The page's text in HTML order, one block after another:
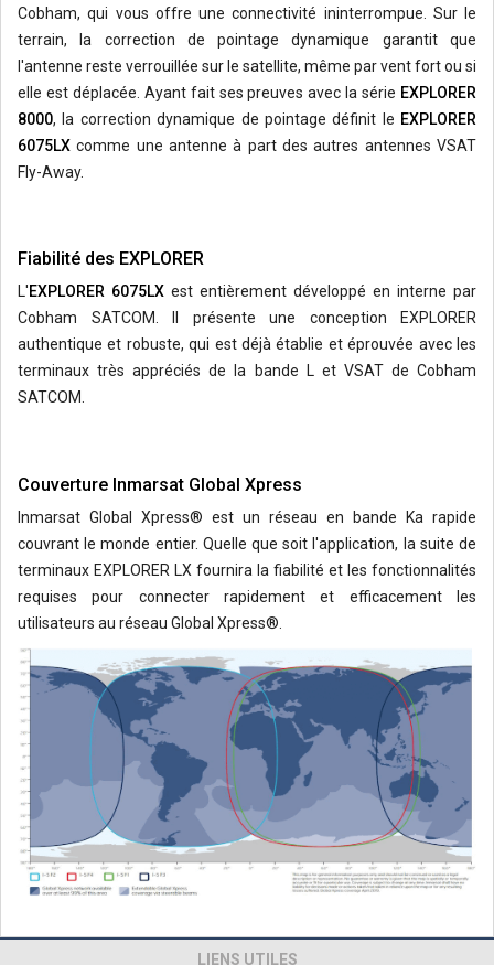
Cobham, qui vous offre une connectivité ininterrompue. Sur le
terrain, la correction de pointage dynamique garantit que
l'antenne reste verrouillée sur le satellite, même par vent fort ou si
elle est déplacée. Ayant fait ses preuves avec la série EXPLORER
8000, la correction dynamique de pointage définit le EXPLORER
6075LX comme une antenne à part des autres antennes VSAT
Fly-Away.
Fiabilité des EXPLORER
L'EXPLORER 6075LX est entièrement développé en interne par
Cobham SATCOM. Il présente une conception EXPLORER
authentique et robuste, qui est déjà établie et éprouvée avec les
terminaux très appréciés de la bande L et VSAT de Cobham
SATCOM.
Couverture Inmarsat Global Xpress
Inmarsat Global Xpress® est un réseau en bande Ka rapide
couvrant le monde entier. Quelle que soit l'application, la suite de
terminaux EXPLORER LX fournira la fiabilité et les fonctionnalités
requises pour connecter rapidement et efficacement les
utilisateurs au réseau Global Xpress®.
LIENS UTILES